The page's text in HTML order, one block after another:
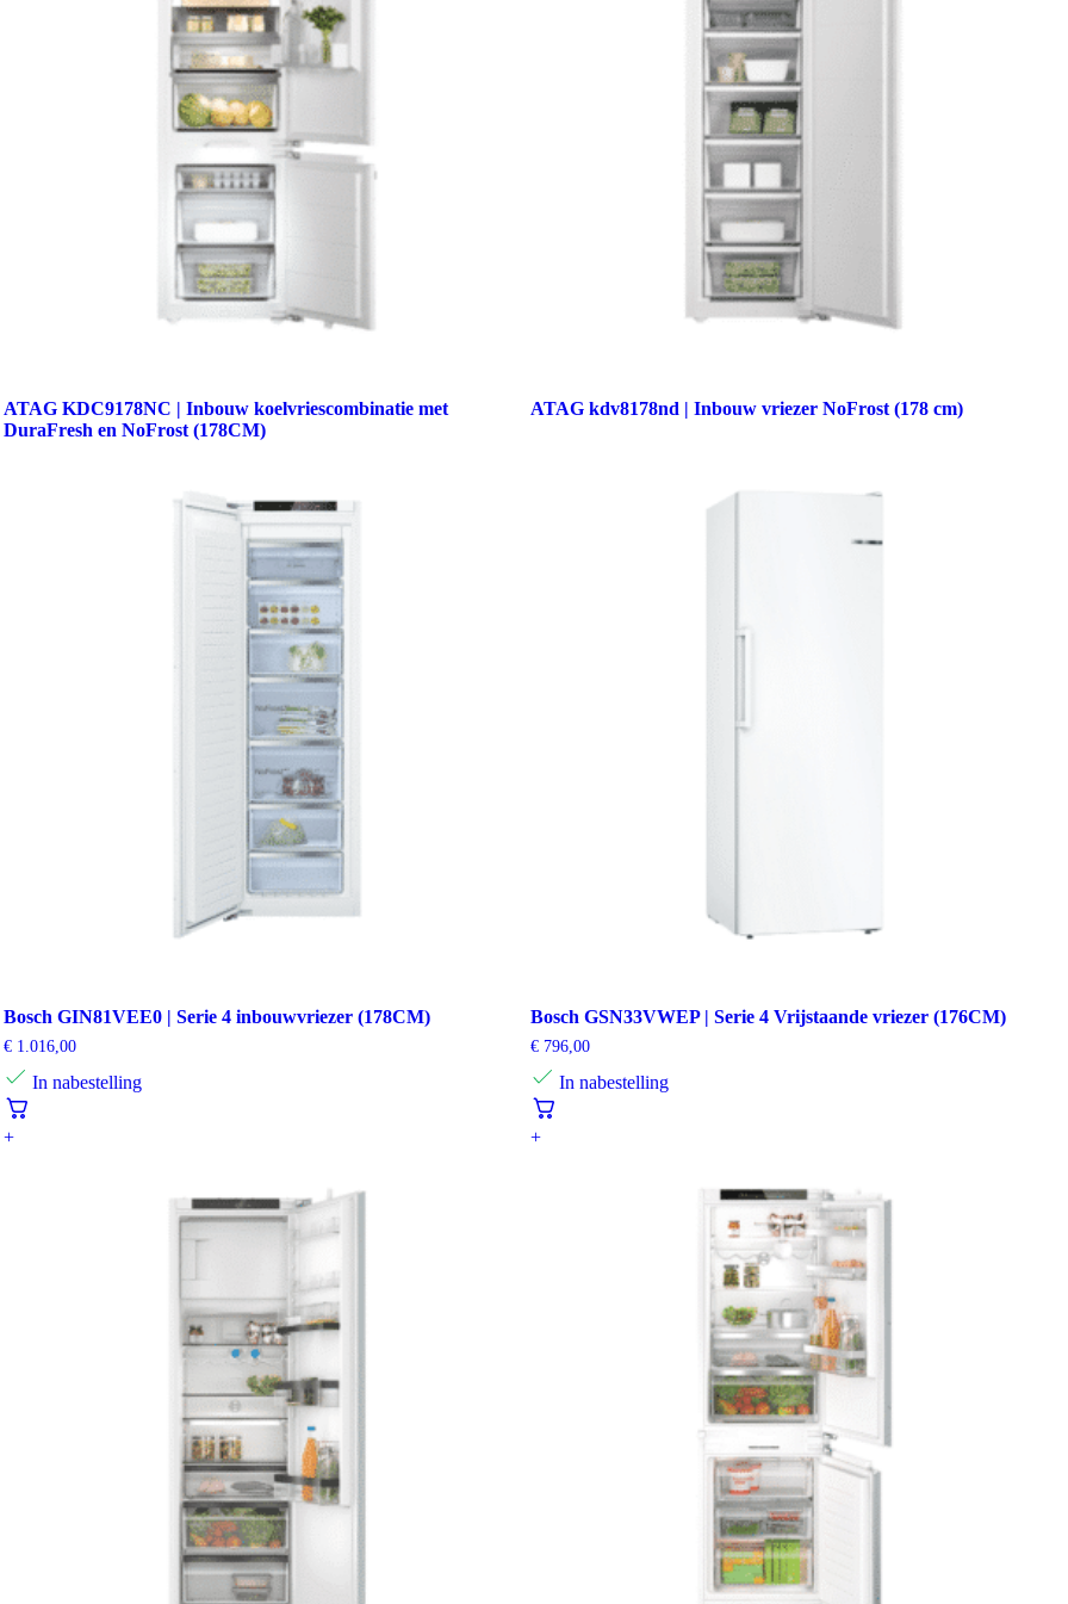
ATAG KDC9178NC | Inbouw koelvriescombinatie met
DuraFresh en NoFrost (178CM)
ATAG kdv8178nd | Inbouw vriezer NoFrost (178 cm)
Bosch GIN81VEE0 | Serie 4 inbouwvriezer (178CM)
€1.016,00
In nabestelling
+
Bosch GSN33VWEP | Serie 4 Vrijstaande vriezer (176CM)
€ 796,00
In nabestelling
+